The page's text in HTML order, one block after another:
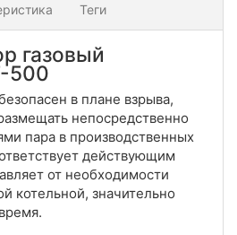
Теги
газовый
500
в плане взрыва,
непосредственно
пара в производственных
действующим
от необходимости
котельной, значительно